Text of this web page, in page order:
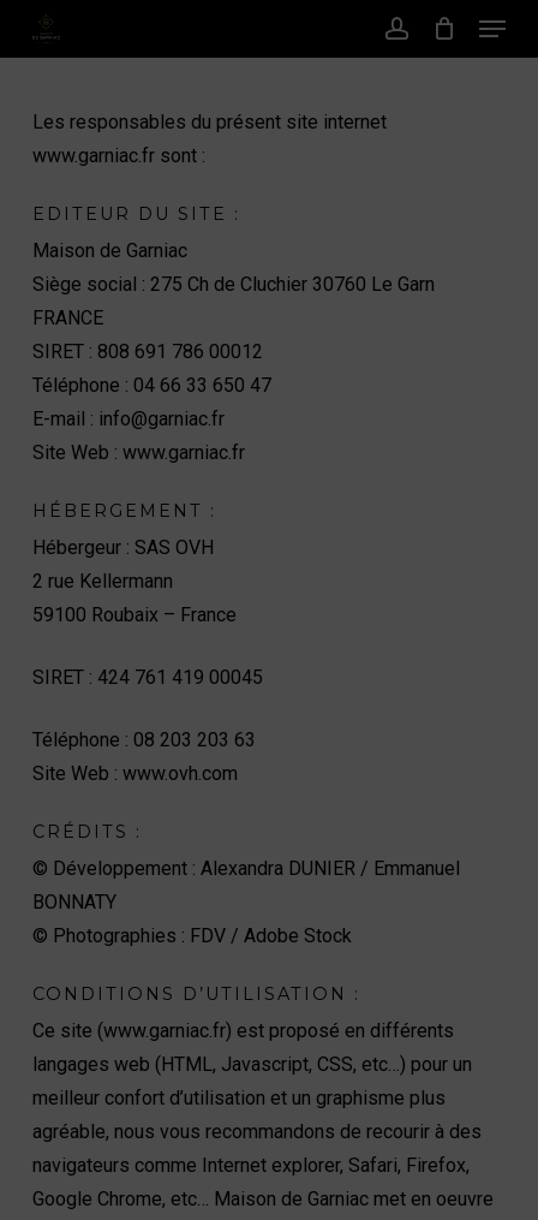
Passer
principal
Compte
Menu
Les responsables du présent site internet
www.garniac.fr sont :
EDITEUR DU SITE :
Maison de Garniac
Siège social : 275 Ch de Cluchier 30760 Le Garn
FRANCE
SIRET : 808 691 786 00012
Téléphone : 04 66 33 650 47
E-mail : info@garniac.fr
Site Web : www.garniac.fr
HÉBERGEMENT :
Hébergeur : SAS OVH
2 rue Kellermann
59100 Roubaix – France
SIRET : 424 761 419 00045
Téléphone : 08 203 203 63
Site Web : www.ovh.com
CRÉDITS :
© Développement : Alexandra DUNIER / Emmanuel
BONNATY
© Photographies : FDV / Adobe Stock
CONDITIONS D’UTILISATION :
Ce site (www.garniac.fr) est proposé en différents
langages web (HTML, Javascript, CSS, etc…) pour un
meilleur confort d’utilisation et un graphisme plus
agréable, nous vous recommandons de recourir à des
navigateurs comme Internet explorer, Safari, Firefox,
Google Chrome, etc… Maison de Garniac met en oeuvre